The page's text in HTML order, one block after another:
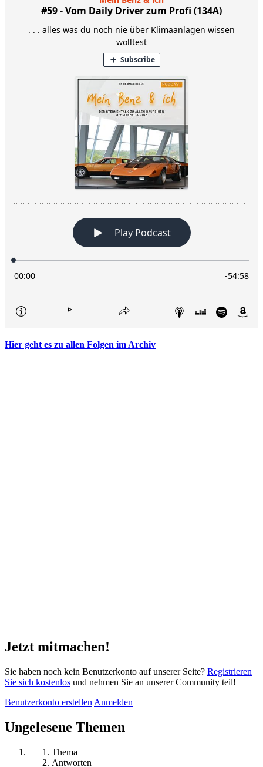
Hier geht es zu allen Folgen im Archiv
Jetzt mitmachen!
Sie haben noch kein Benutzerkonto auf unserer Seite? Registrieren
Sie sich kostenlos und nehmen Sie an unserer Community teil!
Benutzerkonto erstellen Anmelden
Ungelesene Themen
Thema
Antworten